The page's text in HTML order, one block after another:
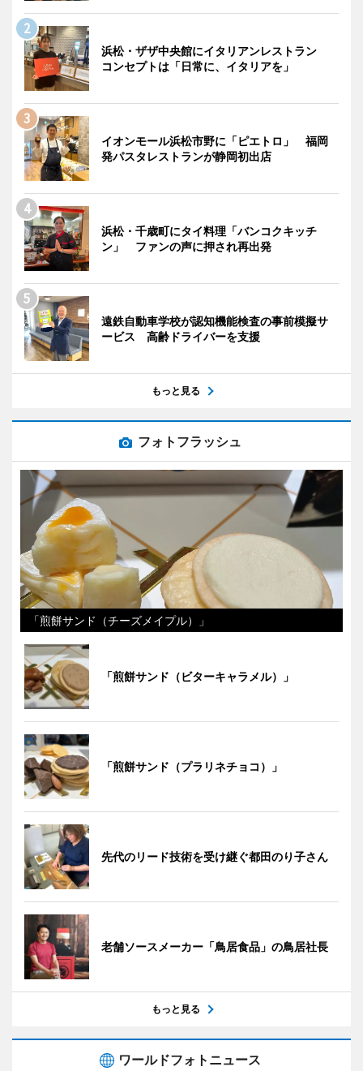
浜松・ザザ中央館にイタリアンレストラン
コンセプトは「日常に、イタリアを」
イオンモール浜松市野に「ピエトロ」 福岡
発パスタレストランが静岡初出店
浜松・千歳町にタイ料理「バンコクキッチ
ン」 ファンの声に押され再出発
遠鉄自動車学校が認知機能検査の事前模擬サ
ービス 高齢ドライバーを支援
もっと見る
フォトフラッシュ
「煎餅サンド（チーズメイプル）」
「煎餅サンド（ビターキャラメル）」
「煎餅サンド（プラリネチョコ）」
先代のリード技術を受け継ぐ都田のり子さん
老舗ソースメーカー「鳥居食品」の鳥居社長
もっと見る
ワールドフォトニュース